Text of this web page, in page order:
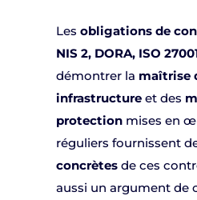
Les obligations de
NIS 2, DORA, ISO
démontrer la maîtrise
infrastructureet des
protectionmises en
réguliers fournissent
concrètes de ces
aussi un argument de